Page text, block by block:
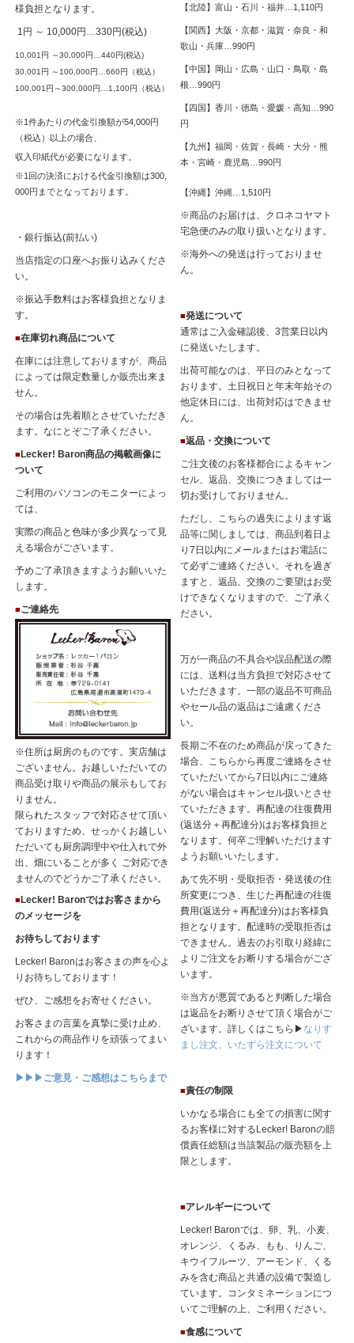
様負担となります。
1円 ～ 10,000円…330円(税込)
10,001円 ～30,000円…440円(税込)
30,001円 ～100,000円…660円（税込）
100,001円～300,000円…1,100円（税込）
※1件あたりの代金引換額が54,000円
（税込）以上の場合、
収入印紙代が必要になります。
※1回の決済における代金引換額は300,
000円までとなっております。
・銀行振込(前払い)
当店指定の口座へお振り込みくださ
い。
※振込手数料はお客様負担となりま
す。
■在庫切れ商品について
在庫には注意しておりますが、商品
によっては限定数量しか販売出来ま
せん。
その場合は先着順とさせていただき
ます。なにとぞご了承ください。
■ Lecker! Baron商品の掲載画像に
ついて
ご利用のパソコンのモニターによっ
ては、
実際の商品と色味が多少異なって見
える場合がございます。
予めご了承頂きますようお願いいた
します。
■ご連絡先
※住所は厨房のものです。実店舗は
ございません。お越しいただいての
商品受け取りや商品の展示もしてお
りません。
限られたスタッフで対応させて頂い
ておりますため、せっかくお越しい
ただいても厨房調理中や仕入れで外
出、畑にいることが多く ご対応でき
ませんのでどうかご了承ください。
■Lecker! Baronではお客さまから
のメッセージを
お待ちしております
Lecker! Baronはお客さまの声を心よ
りお待ちしております！
ぜひ、ご感想をお寄せください。
お客さまの言葉を真摯に受け止め、
これからの商品作りを頑張ってまい
ります！
▶▶▶ご意見・ご感想はこちらまで
【北陸】富山・石川・福井…1,110円
【関西】大阪・京都・滋賀・奈良・和
歌山・兵庫…990円
【中国】岡山・広島・山口・鳥取・島
根…990円
【四国】香川・徳島・愛媛・高知…990
円
【九州】福岡・佐賀・長崎・大分・熊
本・宮崎・鹿児島…990円
【沖縄】沖縄…1,510円
※商品のお届けは、クロネコヤマト
宅急便のみの取り扱いとなります。
※海外への発送は行っておりませ
ん。
■発送について
通常はご入金確認後、3営業日以内
に発送いたします。
出荷可能なのは、平日のみとなって
おります。土日祝日と年末年始その
他定休日には、出荷対応はできませ
ん。
■返品・交換について
ご注文後のお客様都合によるキャン
セル、返品、交換につきましては一
切お受けしておりません。
ただし、こちらの過失によります返
品等に関しましては、商品到着日よ
り7日以内にメールまたはお電話に
て必ずご連絡ください。それを過ぎ
ますと、返品、交換のご要望はお受
けできなくなりますので、ご了承く
ださい。
万が一商品の不具合や誤品配送の際
には、送料は当方負担で対応させて
いただきます。一部の返品不可商品
やセール品の返品はご遠慮くださ
い。
長期ご不在のため商品が戻ってきた
場合、こちらから再度ご連絡をさせ
ていただいてから7日以内にご連絡
がない場合はキャンセル扱いとさせ
ていただきます。再配達の往復費用
(返送分＋再配達分)はお客様負担と
なります。何卒ご理解いただけます
ようお願いいたします。
あて先不明・受取拒否・発送後の住
所変更につき、生じた再配達の往復
費用(返送分＋再配達分)はお客様負
担となります。配達時の受取拒否は
できません。過去のお引取り経緯に
よりご注文をお断りする場合がござ
います。
※当方が悪質であると判断した場合
は返品をお断りさせて頂く場合がご
ざいます。詳しくはこちら▶ なりす
まし注文、いたずら注文について
■責任の制限
いかなる場合にも全ての損害に関す
るお客様に対するLecker! Baronの賠
償責任総額は当該製品の販売額を上
限とします。
■アレルギーについて
Lecker! Baronでは、卵、乳、小麦、
オレンジ、くるみ、もも、りんご、
キウイフルーツ、アーモンド、くる
みを含む商品と共通の設備で製造し
ています。コンタミネーションにつ
いてご理解の上、ご利用ください。
■食感について